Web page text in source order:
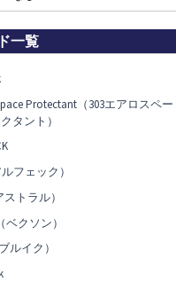
一覧
Protectant（303エアロスペー
タント）
フェック）
トラル）
ベクソン）
ルイク）